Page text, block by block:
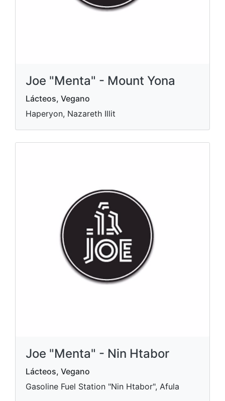
Joe "Menta" - Mount Yona
Lácteos, Vegano
Haperyon, Nazareth Illit
Joe "Menta" - Nin Htabor
Lácteos, Vegano
Gasoline Fuel Station "Nin Htabor", Afula